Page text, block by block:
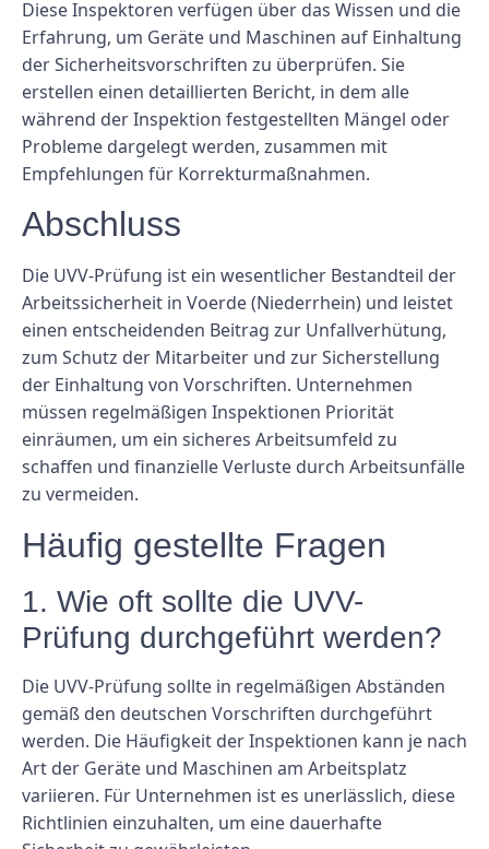
Diese Inspektoren verfügen über das Wissen und die
Erfahrung, um Geräte und Maschinen auf Einhaltung
der Sicherheitsvorschriften zu überprüfen. Sie
erstellen einen detaillierten Bericht, in dem alle
während der Inspektion festgestellten Mängel oder
Probleme dargelegt werden, zusammen mit
Empfehlungen für Korrekturmaßnahmen.
Abschluss
Die UVV-Prüfung ist ein wesentlicher Bestandteil der
Arbeitssicherheit in Voerde (Niederrhein) und leistet
einen entscheidenden Beitrag zur Unfallverhütung,
zum Schutz der Mitarbeiter und zur Sicherstellung
der Einhaltung von Vorschriften. Unternehmen
müssen regelmäßigen Inspektionen Priorität
einräumen, um ein sicheres Arbeitsumfeld zu
schaffen und finanzielle Verluste durch Arbeitsunfälle
zu vermeiden.
Häufig gestellte Fragen
1. Wie oft sollte die UVV-
Prüfung durchgeführt werden?
Die UVV-Prüfung sollte in regelmäßigen Abständen
gemäß den deutschen Vorschriften durchgeführt
werden. Die Häufigkeit der Inspektionen kann je nach
Art der Geräte und Maschinen am Arbeitsplatz
variieren. Für Unternehmen ist es unerlässlich, diese
Richtlinien einzuhalten, um eine dauerhafte